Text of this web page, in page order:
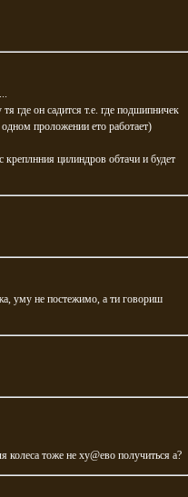
где он садится т.е. где подшипничек
проложении ето работает)
цилиндров обтачи и будет
уму не постежимо, а ти говориш
тоже не ху@ево получиться а?